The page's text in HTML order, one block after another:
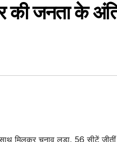
की जनता के
मिलकर चुनाव लड़ा, 56 सीटें